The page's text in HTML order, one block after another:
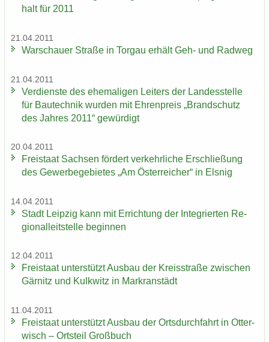
halt für 2011
21.04.2011
War­schau­er Stra­ße in Tor­gau er­hält Geh- und Rad­weg
21.04.2011
Ver­diens­te des ehe­ma­li­gen Lei­ters der Lan­des­stel­le
für Bau­tech­nik wur­den mit Eh­ren­preis „Brand­schutz
des Jah­res 2011“ ge­wür­digt
20.04.2011
Frei­staat Sach­sen för­dert ver­kehr­li­che Er­schlie­ßung
des Ge­wer­be­ge­bie­tes „Am Ös­ter­rei­cher“ in Els­nig
14.04.2011
Stadt Leip­zig kann mit Er­rich­tung der In­te­grier­ten Re­
gio­nal­leit­stel­le be­gin­nen
12.04.2011
Frei­staat un­ter­stützt Aus­bau der Kreis­stra­ße zwi­schen
Gär­nitz und Kulk­witz in Markran­städt
11.04.2011
Frei­staat un­ter­stützt Aus­bau der Orts­durch­fahrt in Ot­ter­
wisch – Orts­teil Groß­buch